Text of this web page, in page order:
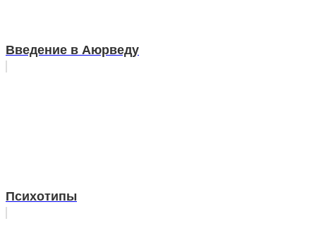
Введение в Аюрведу
Психотипы